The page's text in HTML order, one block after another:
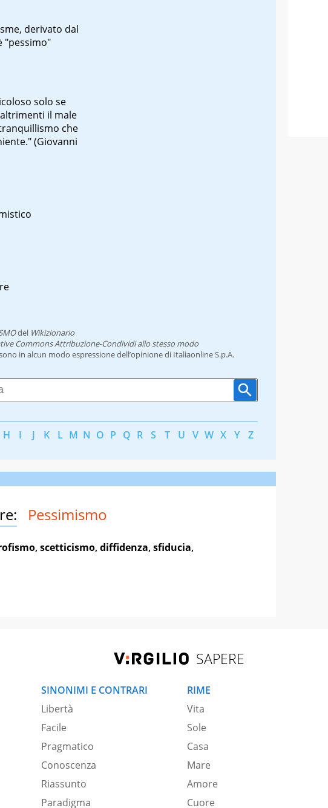
, derivato dal
"pessimo"
solo se
il male
che
(Giovanni
del Wikizionario
Commons Attribuzione-Condividi allo stesso modo
in alcun modo espressione dell’opinione di Italiaonline S.p.A.
H I J K L M N O P Q R S T U V W X Y Z
Pessimismo
,scetticismo,diffidenza,sfiducia,
SAPERE
SINONIMI E CONTRARI
Libertà
Facile
Pragmatico
Conoscenza
Riassunto
Paradigma
RIME
Vita
Sole
Casa
Mare
Amore
Cuore